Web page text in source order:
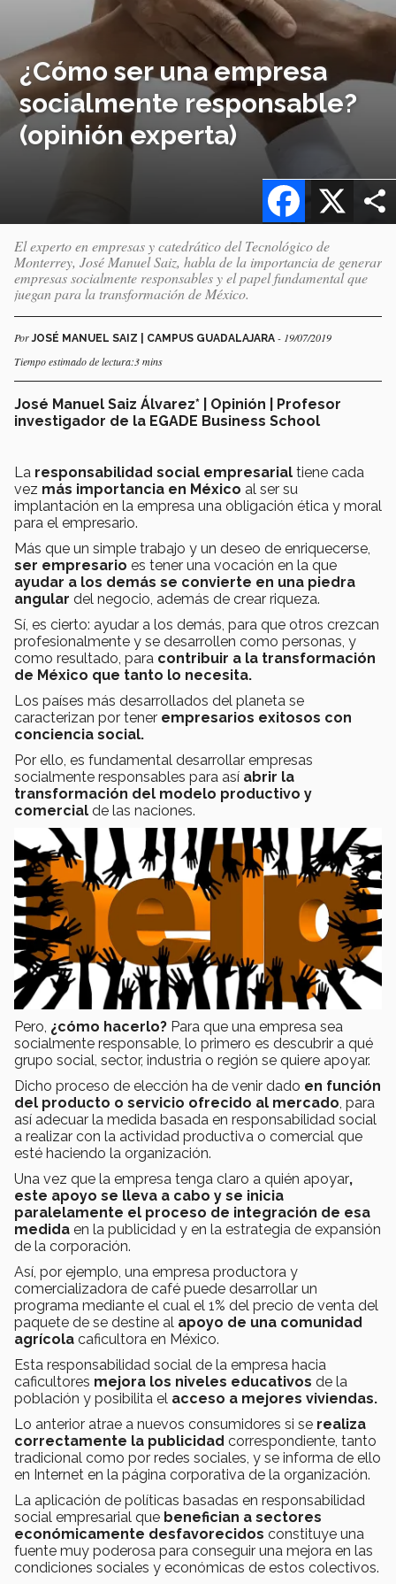
¿Cómo ser una empresa
socialmente responsable?
(opinión experta)
X
Facebook
El experto en empresas y catedrático del Tecnológico de
Monterrey, José Manuel Saiz, habla de la importancia de generar
empresas socialmente responsables y el papel fundamental que
juegan para la transformación de México.
PorJOSÉ MANUEL SAIZ | CAMPUS GUADALAJARA - 19/07/2019
Tiempo estimado de lectura:3 mins
José Manuel Saiz Álvarez* | Opinión | Profesor
investigador de la EGADE Business School
La responsabilidad social empresarial tiene cada
vez más importancia en México al ser su
implantación en la empresa una obligación ética y moral
para el empresario.
Más que un simple trabajo y un deseo de enriquecerse,
ser empresario es tener una vocación en la que
ayudar a los demás se convierte en una piedra
angular del negocio, además de crear riqueza.
Sí, es cierto: ayudar a los demás, para que otros crezcan
profesionalmente y se desarrollen como personas, y
como resultado, para contribuir a la transformación
de México que tanto lo necesita.
Los países más desarrollados del planeta se
caracterizan por tener empresarios exitosos con
conciencia social.
Por ello, es fundamental desarrollar empresas
socialmente responsables para así abrir la
transformación del modelo productivo y
comercial de las naciones.
Pero, ¿cómo hacerlo? Para que una empresa sea
socialmente responsable, lo primero es descubrir a qué
grupo social, sector, industria o región se quiere apoyar.
Dicho proceso de elección ha de venir dado en función
del producto o servicio ofrecido al mercado, para
así adecuar la medida basada en responsabilidad social
a realizar con la actividad productiva o comercial que
esté haciendo la organización.
Una vez que la empresa tenga claro a quién apoyar,
este apoyo se lleva a cabo y se inicia
paralelamente el proceso de integración de esa
medida en la publicidad y en la estrategia de expansión
de la corporación.
Así, por ejemplo, una empresa productora y
comercializadora de café puede desarrollar un
programa mediante el cual el 1% del precio de venta del
paquete de se destine al apoyo de una comunidad
agrícola caficultora en México.
Esta responsabilidad social de la empresa hacia
caficultores mejora los niveles educativos de la
población y posibilita el acceso a mejores viviendas.
Lo anterior atrae a nuevos consumidores si se realiza
correctamente la publicidad correspondiente, tanto
tradicional como por redes sociales, y se informa de ello
en Internet en la página corporativa de la organización.
La aplicación de políticas basadas en responsabilidad
social empresarial que benefician a sectores
económicamente desfavorecidos constituye una
fuente muy poderosa para conseguir una mejora en las
condiciones sociales y económicas de estos colectivos.